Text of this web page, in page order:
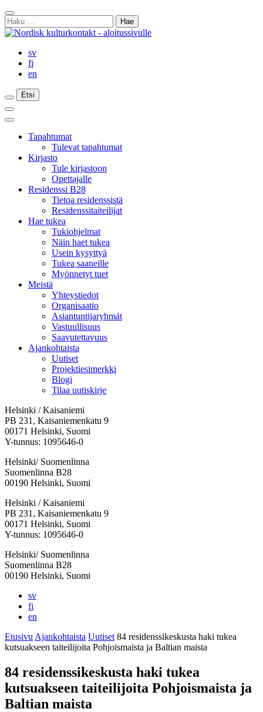
Siirry
sisältöön
Sulje
haku
Haku:
sv
fi
en
Etsi
Etsi
Etsi
Päävalikko
Sulje
päävalikkoTapahtumat
Tulevat tapahtumat
Kirjasto
Tule kirjastoon
Opettajalle
Residenssi B28
Tietoa residenssistä
Residenssitaiteilijat
Hae tukea
Tukiohjelmat
Näin haet tukea
Usein kysyttyä
Tukea saaneille
Myönnetyt tuet
Meistä
Yhteystiedot
Organisaatio
Asiantuntijaryhmät
Vastuullisuus
Saavutettavuus
Ajankohtaista
Uutiset
Projektiesimerkki
Blogi
Tilaa uutiskirje
Helsinki / Kaisaniemi
PB 231, Kaisaniemenkatu 9
00171 Helsinki, Suomi
Y-tunnus: 1095646-0
Helsinki/ Suomenlinna
Suomenlinna B28
00190 Helsinki, Suomi
Facebook:
Avataan
uuteen
välilehteen
Instagram:
Avataan
uuteen
välilehteen
TikTok:
Avataan
uuteen
välilehteen
Youtube:
Avataan
uuteen
välilehteen
Vimeo:
Avataan
uuteen
välilehteen
Helsinki / Kaisaniemi
PB 231, Kaisaniemenkatu 9
00171 Helsinki, Suomi
Y-tunnus: 1095646-0
Helsinki/ Suomenlinna
Suomenlinna B28
00190 Helsinki, Suomi
sv
fi
en
Etusivu Ajankohtaista Uutiset 84 residenssikeskusta haki tukea
kutsuakseen taiteilijoita Pohjoismaista ja Baltian maista
84 residenssikeskusta haki tukea
kutsuakseen taiteilijoita Pohjoismaista ja
Baltian maista